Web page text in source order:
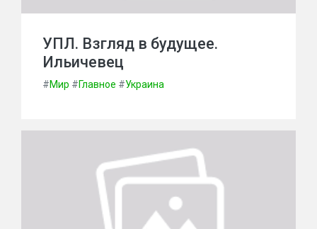
УПЛ. Взгляд в будущее.
Ильичевец
#Мир #Главное #Украина